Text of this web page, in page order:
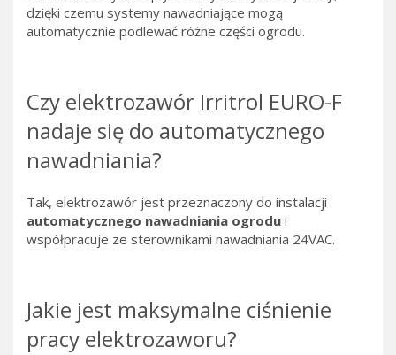
dzięki czemu systemy nawadniające mogą
automatycznie podlewać różne części ogrodu.
Czy elektrozawór Irritrol EURO-F
nadaje się do automatycznego
nawadniania?
Tak, elektrozawór jest przeznaczony do instalacji
automatycznego nawadniania ogrodu i
współpracuje ze sterownikami nawadniania 24VAC.
Jakie jest maksymalne ciśnienie
pracy elektrozaworu?